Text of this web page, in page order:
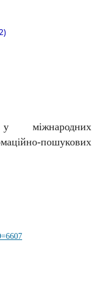
міжнародних
пошукових